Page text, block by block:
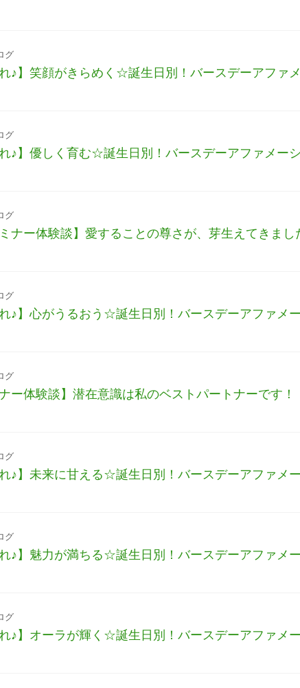
グ
れ♪】笑顔がきらめく☆誕生日別！バースデーアファ
グ
れ♪】優しく育む☆誕生日別！バースデーアファメー
グ
ナー体験談】愛することの尊さが、芽生えてきまし
グ
れ♪】心がうるおう☆誕生日別！バースデーアファメ
グ
ー体験談】潜在意識は私のベストパートナーです！
グ
れ♪】未来に甘える☆誕生日別！バースデーアファメ
グ
れ♪】魅力が満ちる☆誕生日別！バースデーアファメ
グ
れ♪】オーラが輝く☆誕生日別！バースデーアファメ